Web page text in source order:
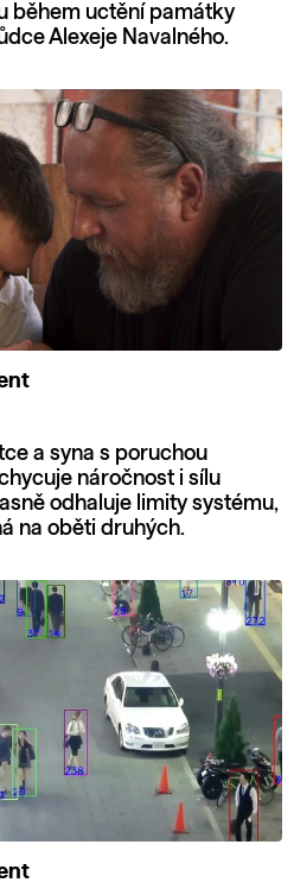
během uctění památky
Alexeje Navalného.
a syna s poruchou
náročnost i sílu
odhaluje limity systému,
na oběti druhých.